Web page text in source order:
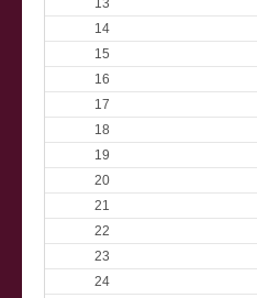
13
14
15
16
17
18
19
20
21
22
23
24